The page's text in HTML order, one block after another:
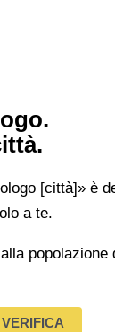
[città]» è
a te.
VERIFICA